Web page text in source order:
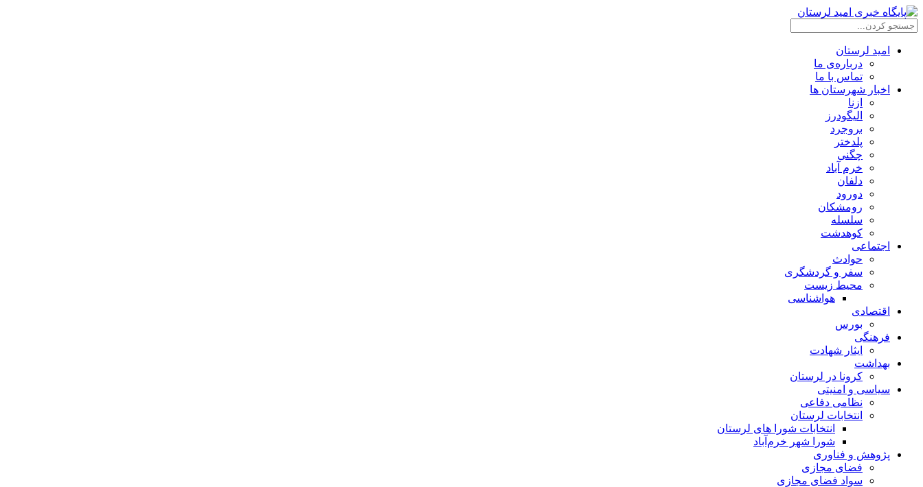
امید لرستان
درباره‌ی ما
تماس با ما
اخبار شهرستان ها
ازنا
الیگودرز
بروجرد
پلدختر
چگنی
خرم آباد
دلفان
دورود
رومشکان
سلسله
کوهدشت
اجتماعی
حوادث
سفر و گردشگری
محیط زیست
هواشناسی
اقتصادی
بورس
فرهنگی
ایثار شهادت
بهداشت
کرونا در لرستان
سیاسی و امنیتی
نظامی دفاعی
انتخابات لرستان
انتخابات شورا های لرستان
شورا شهر خرم‌آباد
پژوهش و فناوری
فضای مجازی
سواد فضای مجازی